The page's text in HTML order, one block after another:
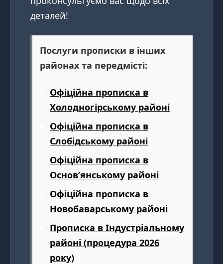
деталей!
Послуги прописки в інших
районах та передмісті:
Офіційна прописка в
Холодногірському районі
Офіційна прописка в
Слобідському районі
Офіційна прописка в
Основ’янському районі
Офіційна прописка в
Новобаварському районі
Прописка в Індустріальному
районі (процедура 2026
року)